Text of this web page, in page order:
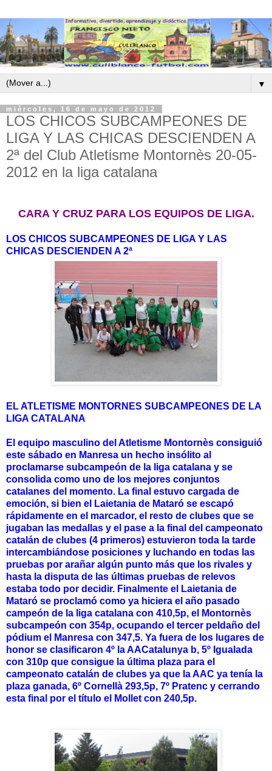
▼
miércoles, 16 de mayo de 2012
LOS CHICOS SUBCAMPEONES DE
LIGA Y LAS CHICAS DESCIENDEN A
2ª del Club Atletisme Montornès 20-05-
2012 en la liga catalana
CARA Y CRUZ PARA LOS EQUIPOS DE LIGA.
LOS CHICOS SUBCAMPEONES DE LIGA Y LAS
CHICAS DESCIENDEN A 2ª
EL ATLETISME MONTORNES SUBCAMPEONES DE LA
LIGA CATALANA
El equipo masculino del Atletisme Montornès consiguió
este sábado en Manresa un hecho insólito al
proclamarse subcampeón de la liga catalana y se
consolida como uno de los mejores conjuntos
catalanes del momento. La final estuvo cargada de
emoción, si bien el Laietania de Mataró se escapó
rápidamente en el marcador, el resto de clubes que se
jugaban las medallas y el pase a la final del campeonato
catalán de clubes (4 primeros) estuvieron toda la tarde
intercambiándose posiciones y luchando en todas las
pruebas por arañar algún punto más que los rivales y
hasta la disputa de las últimas pruebas de relevos
estaba todo por decidir. Finalmente el Laietania de
Mataró se proclamó como ya hiciera el año pasado
campeón de la liga catalana con 410,5p, el Montornès
subcampeón con 354p, ocupando el tercer peldaño del
pódium el Manresa con 347,5. Ya fuera de los lugares de
honor se clasificaron 4º la AACatalunya b, 5º Igualada
con 310p que consigue la última plaza para el
campeonato catalán de clubes ya que la AAC ya tenía la
plaza ganada, 6º Cornellà 293,5p, 7º Pratenc y cerrando
esta final por el título el Mollet con 240,5p.